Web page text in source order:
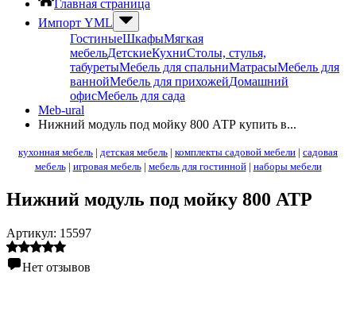
Главная страница
Импорт YML
ГостиныеШкафыМягкая
мебельДетскиеКухниСтолы, стулья,
табуретыМебель для спальниМатрасыМебель для
ваннойМебель для прихожейДомашний
офисМебель для сада
Meb-ural
Нижний модуль под мойку 800 АТР купить в...
кухонная мебель | детская мебель | комплекты садовой мебели | садовая
мебель| игровая мебель| мебель для гостинной| наборы мебели
Нижний модуль под мойку 800 АТР
Артикул: 15597
Нет отзывов